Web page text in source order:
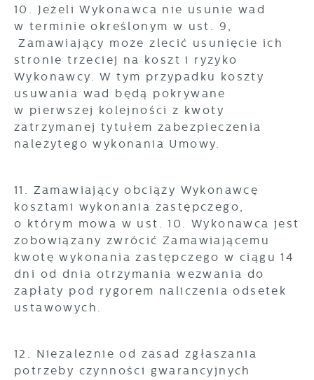
10. Jeżeli Wykonawca nie usunie wad
w terminie określonym w ust. 9,
Zamawiający może zlecić usunięcie ich
stronie trzeciej na koszt i ryzyko
Wykonawcy. W tym przypadku koszty
usuwania wad będą pokrywane
w pierwszej kolejności z kwoty
zatrzymanej tytułem zabezpieczenia
należytego wykonania Umowy.
11. Zamawiający obciąży Wykonawcę
kosztami wykonania zastępczego,
o którym mowa w ust. 10. Wykonawca jest
zobowiązany zwrócić Zamawiającemu
kwotę wykonania zastępczego w ciągu 14
dni od dnia otrzymania wezwania do
zapłaty pod rygorem naliczenia odsetek
ustawowych.
12. Niezależnie od zasad zgłaszania
potrzeby czynności gwarancyjnych